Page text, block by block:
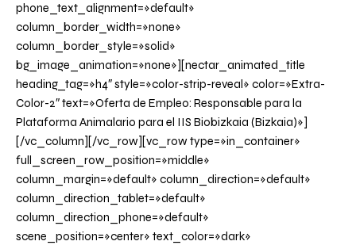
phone_text_alignment=»default»
column_border_width=»none»
column_border_style=»solid»
bg_image_animation=»none»][nectar_animated_title
heading_tag=»h4″ style=»color-strip-reveal» color=»Extra-
Color-2″ text=»Oferta de Empleo: Responsable para la
Plataforma Animalario para el IIS Biobizkaia (Bizkaia)»]
[/vc_column][/vc_row][vc_row type=»in_container»
full_screen_row_position=»middle»
column_margin=»default» column_direction=»default»
column_direction_tablet=»default»
column_direction_phone=»default»
scene_position=»center» text_color=»dark»